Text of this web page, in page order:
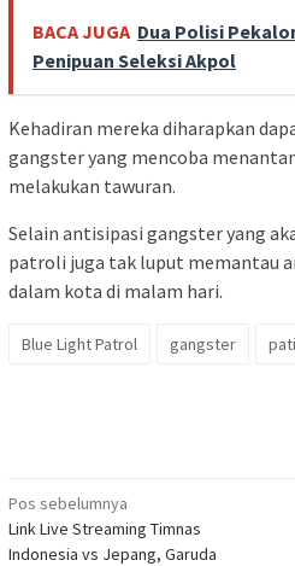
BACA JUGA Dua Polisi
Penipuan Seleksi Akpol
Kehadiran mereka diharapkan
gangster yang mencoba
melakukan tawuran.
Selain antisipasi gangster yang
patroli juga tak luput memantau
dalam kota di malam hari.
Blue Light Patrol gangster pati
Navigasi
pos
Pos sebelumnya
Link Live Streaming Timnas
Indonesia vs Jepang, Garuda